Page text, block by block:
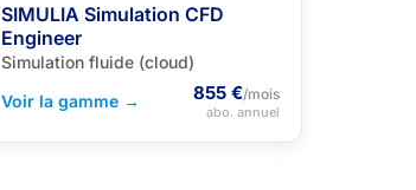
SIMULIA Simulation CFD
Engineer
Simulation fluide (cloud)
Voir la gamme →
855 €/mois
abo. annuel